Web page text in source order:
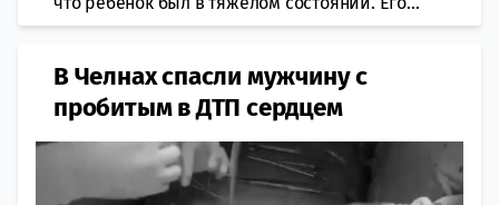
В Челнах спасли мужчину с
пробитым в ДТП сердцем